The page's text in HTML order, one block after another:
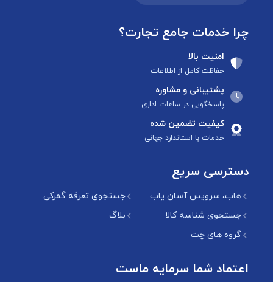
چرا خدمات جامع تجارت؟
امنیت بالا
حفاظت کامل از اطلاعات
پشتیبانی و مشاوره
پاسخگویی در ساعات اداری
کیفیت تضمین شده
خدمات با استاندارد جهانی
دسترسی سریع
هاب، سرویس آسان یاب
جستجوی تعرفه گمرکی
جستجوی شناسه کالا
بلاگ
گروه های چت
اعتماد شما سرمایه ماست